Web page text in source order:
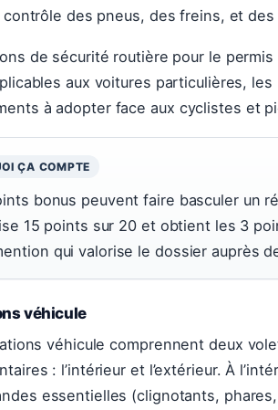
des pneus, des freins, et des
de sécurité routière pour le
aux voitures particulières,
à adopter face aux cyclistes et
ÇA COMPTE
bonus peuvent faire basculer un
15 points sur 20 et obtient les 3
qui valorise le dossier auprès
véhicule
véhicule comprennent deux
: l’intérieur et l’extérieur. À
essentielles (clignotants,